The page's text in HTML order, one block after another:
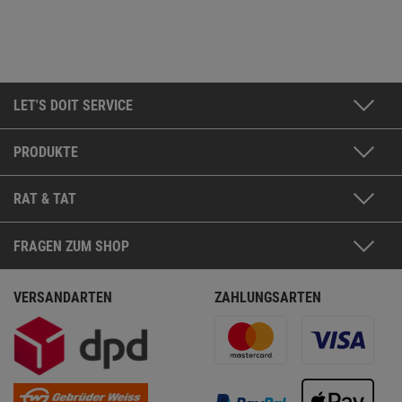
LET'S DOIT SERVICE
PRODUKTE
RAT & TAT
FRAGEN ZUM SHOP
VERSANDARTEN ZAHLUNGSARTEN